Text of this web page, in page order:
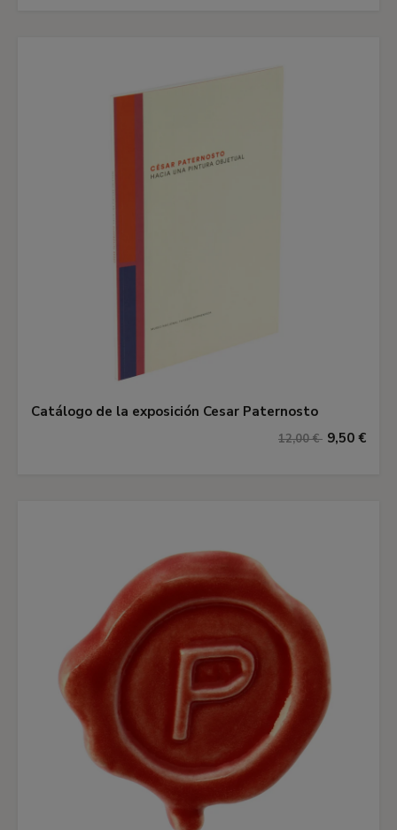
Catálogo de la exposición Cesar Paternosto
12,00 € 9,50 €